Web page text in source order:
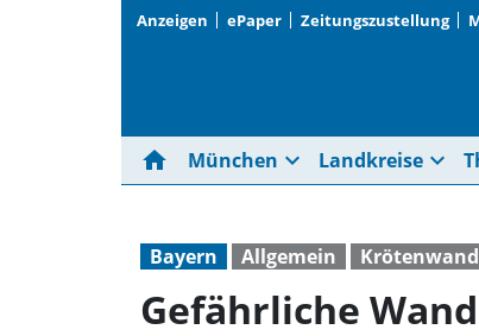
Anzeigen ePaper Zeitungszustellung
home München expand_more Landkreise expand_more
Bayern Allgemein
Gefährliche